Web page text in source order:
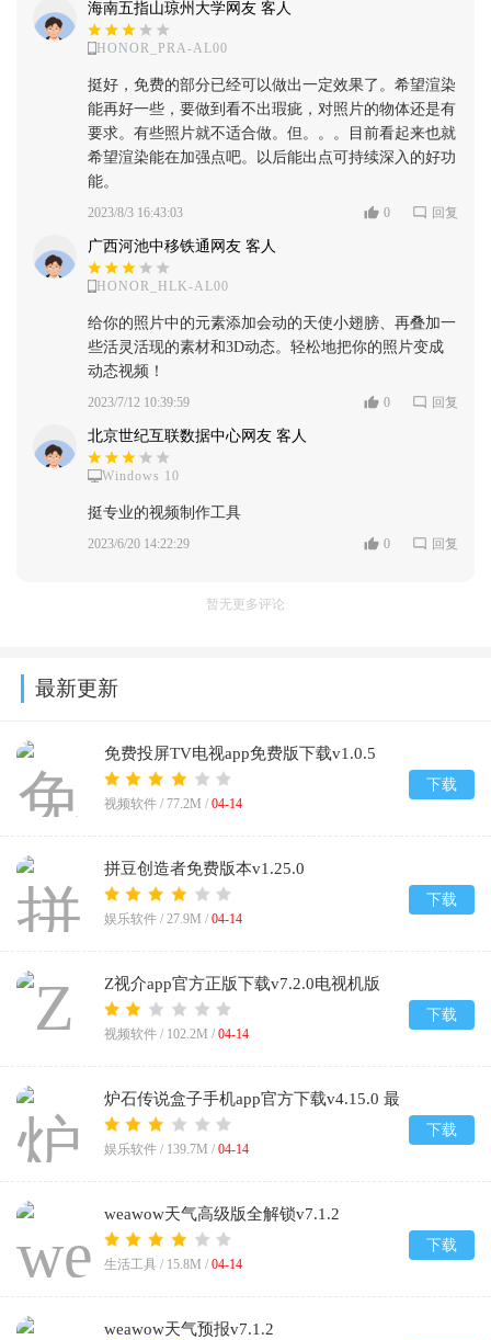
海南五指山琼州大学网友 客人
HONOR_PRA-AL00
挺好，免费的部分已经可以做出一定效果了。希望渲染
能再好一些，要做到看不出瑕疵，对照片的物体还是有
要求。有些照片就不适合做。但。。。目前看起来也就
希望渲染能在加强点吧。以后能出点可持续深入的好功
能。
2023/8/3 16:43:03 0 回复
广西河池中移铁通网友 客人
HONOR_HLK-AL00
给你的照片中的元素添加会动的天使小翅膀、再叠加一
些活灵活现的素材和3D动态。轻松地把你的照片变成
动态视频！
2023/7/12 10:39:59 0 回复
北京世纪互联数据中心网友 客人
Windows 10
挺专业的视频制作工具
2023/6/20 14:22:29 0 回复
暂无更多评论
最新更新
免费投屏TV电视app免费版下载v1.0.5
视频软件 / 77.2M / 04-14
下载
拼豆创造者免费版本v1.25.0
娱乐软件 / 27.9M / 04-14
下载
Z视介app官方正版下载v7.2.0电视机版
视频软件 / 102.2M / 04-14
下载
炉石传说盒子手机app官方下载v4.15.0 最
新版
娱乐软件 / 139.7M / 04-14
下载
weawow天气高级版全解锁v7.1.2
生活工具 / 15.8M / 04-14
下载
weawow天气预报v7.1.2